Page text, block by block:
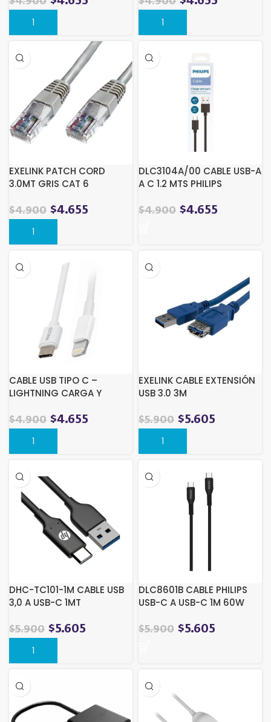
EXELINK PATCH CORD
3.0MT GRIS CAT 6
$4.900 $4.655
DLC3104A/00 CABLE USB-A
A C 1.2 MTS PHILIPS
$4.900 $4.655
CABLE USB TIPO C –
LIGHTNING CARGA Y
$4.900 $4.655
EXELINK CABLE EXTENSIÓN
USB 3.0 3M
$5.900 $5.605
DHC-TC101-1M CABLE USB
3,0 A USB-C 1MT
$5.900 $5.605
DLC8601B CABLE PHILIPS
USB-C A USB-C 1M 60W
$5.900 $5.605